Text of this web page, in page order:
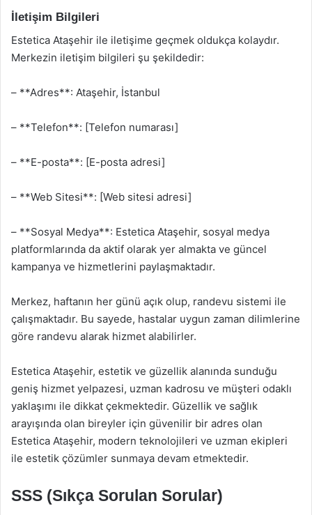
İletişim Bilgileri
Estetica Ataşehir ile iletişime geçmek oldukça kolaydır.
Merkezin iletişim bilgileri şu şekildedir:
– **Adres**: Ataşehir, İstanbul
– **Telefon**: [Telefon numarası]
– **E-posta**: [E-posta adresi]
– **Web Sitesi**: [Web sitesi adresi]
– **Sosyal Medya**: Estetica Ataşehir, sosyal medya
platformlarında da aktif olarak yer almakta ve güncel
kampanya ve hizmetlerini paylaşmaktadır.
Merkez, haftanın her günü açık olup, randevu sistemi ile
çalışmaktadır. Bu sayede, hastalar uygun zaman dilimlerine
göre randevu alarak hizmet alabilirler.
Estetica Ataşehir, estetik ve güzellik alanında sunduğu
geniş hizmet yelpazesi, uzman kadrosu ve müşteri odaklı
yaklaşımı ile dikkat çekmektedir. Güzellik ve sağlık
arayışında olan bireyler için güvenilir bir adres olan
Estetica Ataşehir, modern teknolojileri ve uzman ekipleri
ile estetik çözümler sunmaya devam etmektedir.
SSS (Sıkça Sorulan Sorular)